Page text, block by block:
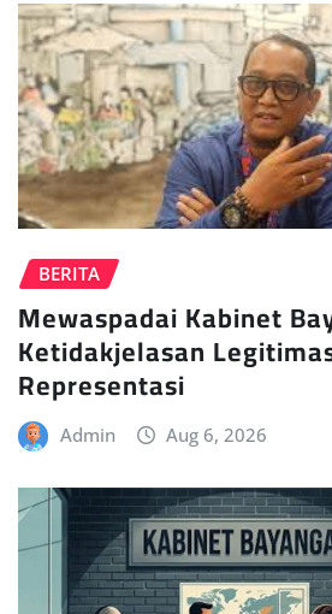
BERITA
Mewaspadai Kabinet
Ketidakjelasan
Representasi
Admin Aug 6, 2026